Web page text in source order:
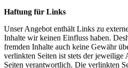
Haftung für Links
Unser Angebot enthält Links zu
Inhalte wir keinen Einfluss haben.
fremden Inhalte auch keine Gewähr
verlinkten Seiten ist stets der jeweilige
Seiten verantwortlich. Die verlinkten